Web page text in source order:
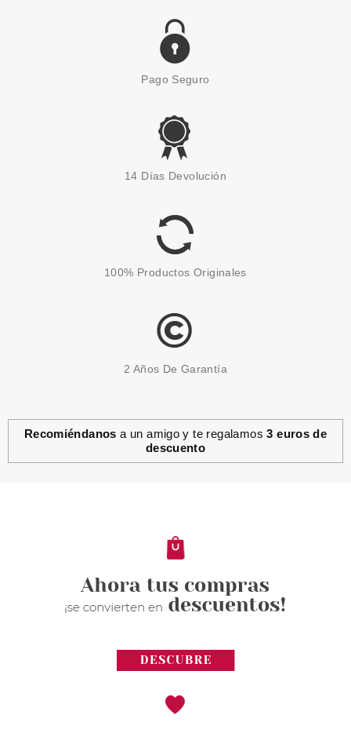
SCUNCI
THE LOOK BUN BOW MAKER
0.55€
EUGENE PERMA
0.99€
Pago Seguro
14 Días Devolución
100% Productos Originales
2 Años De Garantía
Recomiéndanos a un amigo y te regalamos3 euros de
descuento